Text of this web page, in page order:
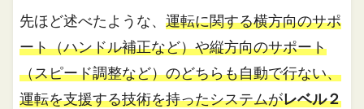
先ほど述べたような、運転に関する横方向のサポ
ート（ハンドル補正など）や縦方向のサポート
（スピード調整など）のどちらも自動で行ない、
運転を支援する技術を持ったシステムがレベル２